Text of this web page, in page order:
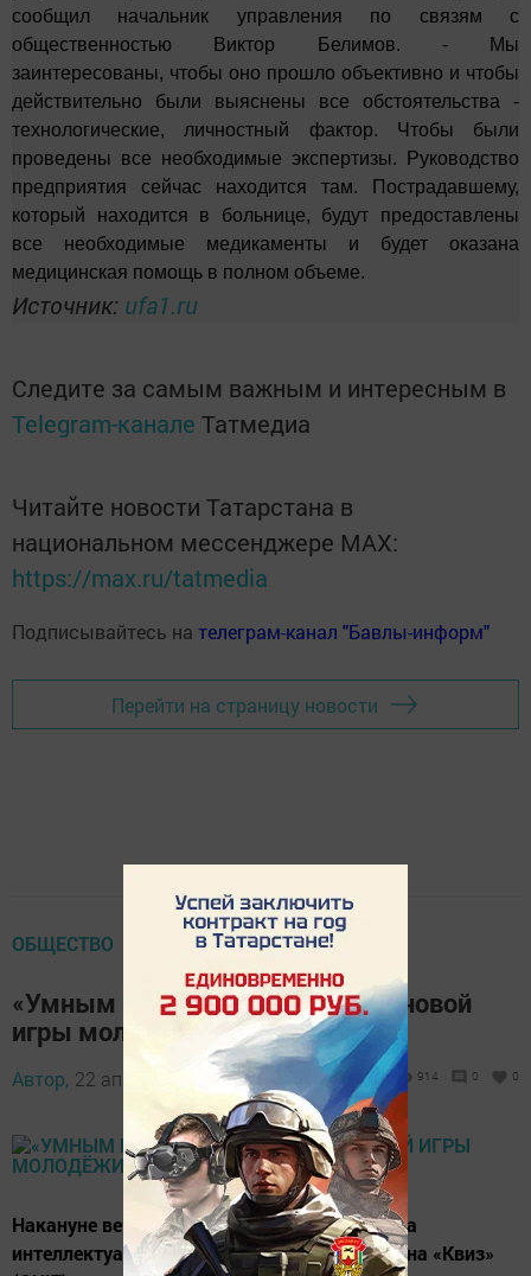
сообщил начальник управления по связям с
общественностью Виктор Белимов. - Мы
заинтересованы, чтобы оно прошло объективно и чтобы
действительно были выяснены все обстоятельства -
технологические, личностный фактор. Чтобы были
проведены все необходимые экспертизы. Руководство
предприятия сейчас находится там. Пострадавшему,
который находится в больнице, будут предоставлены
все необходимые медикаменты и будет оказана
медицинская помощь в полном объеме.
Источник: ufa1.ru
Следите за самым важным и интересным в
Telegram-канале Татмедиа
Читайте новости Татарстана в
национальном мессенджере MАХ:
https://max.ru/tatmedia
Подписывайтесь на телеграм-канал "Бавлы-информ"
Перейти на страницу новости
ОБЩЕСТВО
«Умным быть модно!» – девиз новой
игры молодёжи Бавлов
Автор, 22 апреля 2017 - 06:55 914 0 0
Накануне вечером впервые в Бавлах прошла
интеллектуально-развлекательная викторина «Квиз»